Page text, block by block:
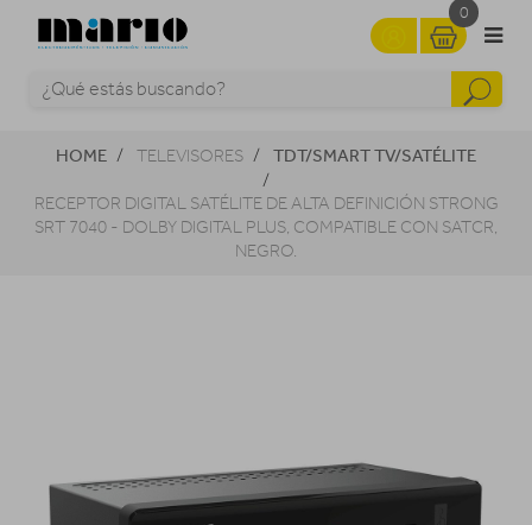
0
HOME TELEVISORES TDT/SMART TV/SATÉLITE
RECEPTOR DIGITAL SATÉLITE DE ALTA DEFINICIÓN STRONG
SRT 7040 - DOLBY DIGITAL PLUS, COMPATIBLE CON SATCR,
NEGRO.